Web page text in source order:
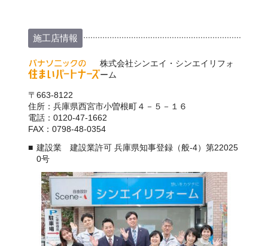
施工店情報
株式会社シンエイ・シンエイリフォ
ーム
〒663-8122
住所：兵庫県西宮市小曽根町４－５－１６
電話：0120-47-1662
FAX：0798-48-0354
建設業 建設業許可 兵庫県知事登録（般-4）第22025
0号